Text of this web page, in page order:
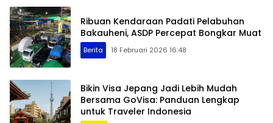
Ribuan Kendaraan Padati Pelabuhan
Bakauheni, ASDP Percepat Bongkar Muat
Berita 18 Februari 2026 16:48
Bikin Visa Jepang Jadi Lebih Mudah
Bersama GoVisa: Panduan Lengkap
untuk Traveler Indonesia